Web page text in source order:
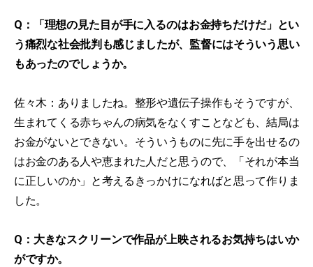
Q：「理想の見た目が手に入るのはお金持ちだけだ」とい
う痛烈な社会批判も感じましたが、監督にはそういう思い
もあったのでしょうか。
佐々木：ありましたね。整形や遺伝子操作もそうですが、
生まれてくる赤ちゃんの病気をなくすことなども、結局は
お金がないとできない。そういうものに先に手を出せるの
はお金のある人や恵まれた人だと思うので、「それが本当
に正しいのか」と考えるきっかけになればと思って作りま
した。
Q：大きなスクリーンで作品が上映されるお気持ちはいか
がですか。